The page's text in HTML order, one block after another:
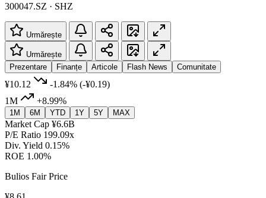
300047.SZ · SHZ
Urmărește
Urmărește
Prezentare
Finanțe Articole Flash News Comunitate
¥10.12 -1.84% (-¥0.19)
1M
+8.99%
1M 6M YTD 1Y 5Y MAX
Market Cap ¥6.6B
P/E Ratio 199.09x
Div. Yield 0.15%
ROE 1.00%
Bulios Fair Price